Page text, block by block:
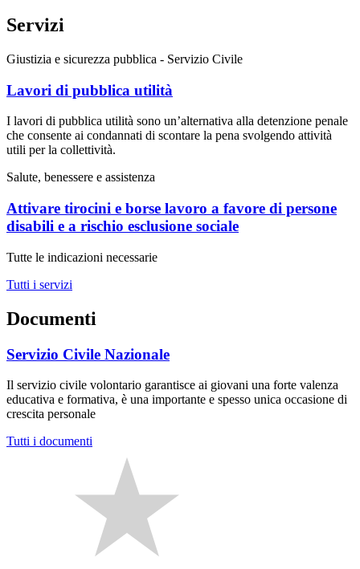
Servizi
Giustizia e sicurezza pubblica - Servizio Civile
Lavori di pubblica utilità
I lavori di pubblica utilità sono un’alternativa alla detenzione penale
che consente ai condannati di scontare la pena svolgendo attività
utili per la collettività.
Salute, benessere e assistenza
Attivare tirocini e borse lavoro a favore di persone
disabili e a rischio esclusione sociale
Tutte le indicazioni necessarie
Tutti i servizi
Documenti
Servizio Civile Nazionale
Il servizio civile volontario garantisce ai giovani una forte valenza
educativa e formativa, è una importante e spesso unica occasione di
crescita personale
Tutti i documenti